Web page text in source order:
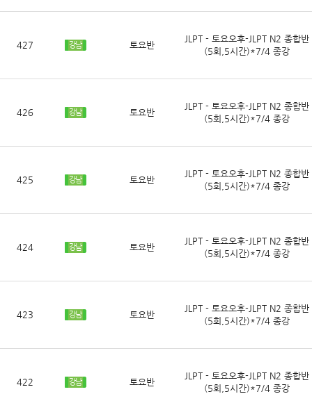
427 강남 토요반
JLPT - 토요오후-JLPT N2 종합반
(5회,5시간)*7/4 종강
426 강남 토요반
JLPT - 토요오후-JLPT N2 종합반
(5회,5시간)*7/4 종강
425 강남 토요반
JLPT - 토요오후-JLPT N2 종합반
(5회,5시간)*7/4 종강
424 강남 토요반
JLPT - 토요오후-JLPT N2 종합반
(5회,5시간)*7/4 종강
423 강남 토요반
JLPT - 토요오후-JLPT N2 종합반
(5회,5시간)*7/4 종강
422 강남 토요반
JLPT - 토요오후-JLPT N2 종합반
(5회,5시간)*7/4 종강